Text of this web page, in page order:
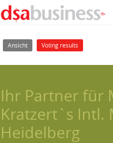
Haupt-Reiter
Ansicht (aktiver Reiter)
Voting results
Ihr Partner für
Kratzert`s Intl.
Heidelberg